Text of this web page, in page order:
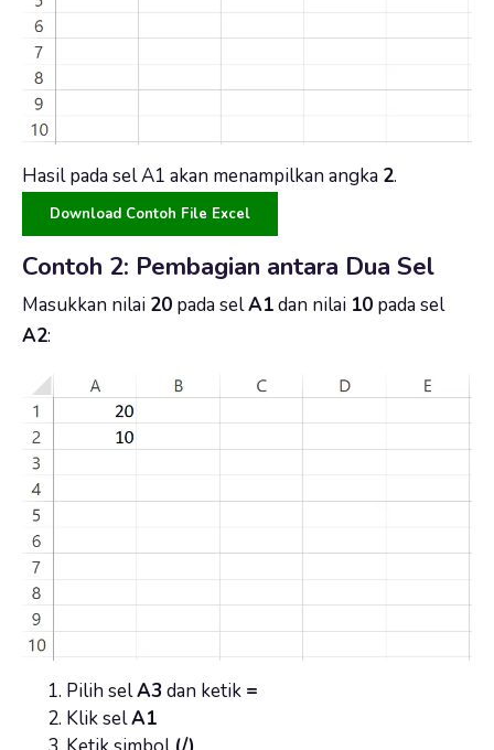
Hasil pada sel A1 akan menampilkan angka 2.
Download Contoh File Excel
Contoh 2: Pembagian antara Dua Sel
Masukkan nilai 20 pada selA1dan nilai 10 pada sel
A2:
Pilih selA3dan ketik =
Klik selA1